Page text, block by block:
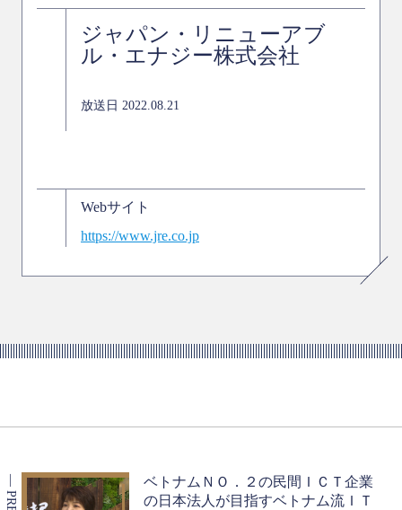
ジャパン・リニューアブ
ル・エナジー株式会社
放送日 2022.08.21
Webサイト
https://www.jre.co.jp
ベトナムＮＯ．２の民間ＩＣＴ企業
の日本法人が目指すベトナム流ＩＴ